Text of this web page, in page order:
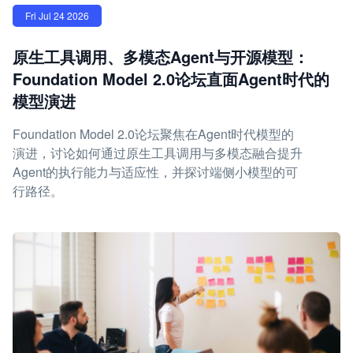
Fri Jul 24 2026
原生工具调用、多模态Agent与开源模型：
Foundation Model 2.0论坛直面Agent时代的
模型演进
Foundation Model 2.0论坛聚焦在Agent时代模型的
演进，讨论如何通过原生工具调用与多模态融合提升
Agent的执行能力与适应性，并探讨端侧小模型的可
行路径。